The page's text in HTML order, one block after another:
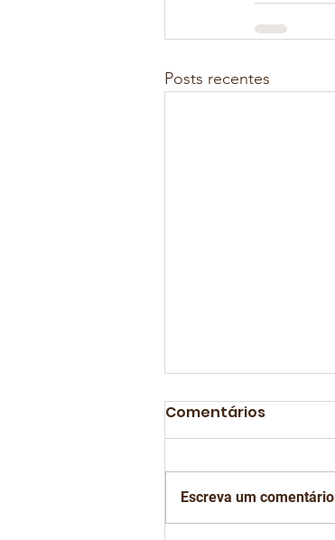
Posts recentes
Comentários
Escreva um comentário